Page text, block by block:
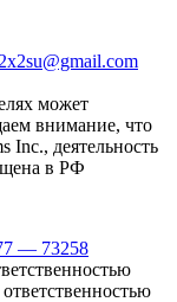
может
внимание, что
Inc., деятельность
в РФ
— 73258